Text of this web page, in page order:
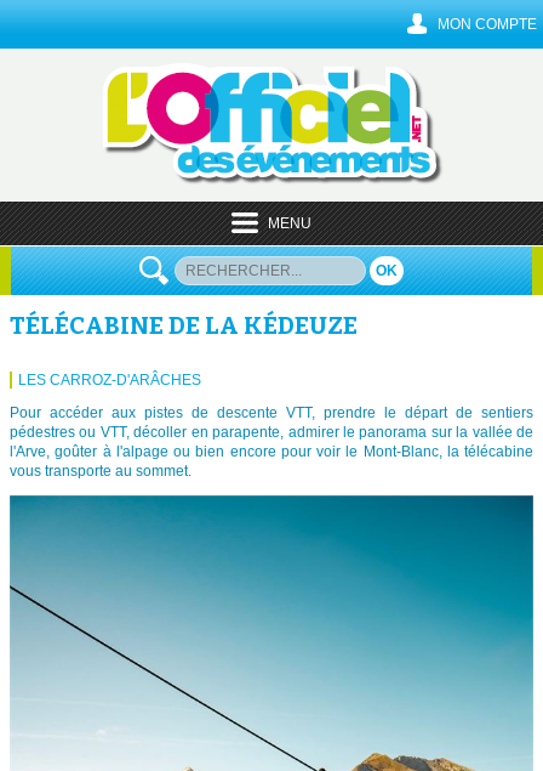
MON COMPTE
MENU
OK
TÉLÉCABINE DE LA KÉDEUZE
LES CARROZ-D'ARÂCHES
Pour accéder aux pistes de descente VTT, prendre le départ de sentiers
pédestres ou VTT, décoller en parapente, admirer le panorama sur la vallée de
l'Arve, goûter à l'alpage ou bien encore pour voir le Mont-Blanc, la télécabine
vous transporte au sommet.